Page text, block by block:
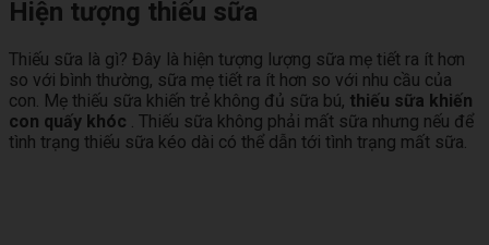
Hiện tượng thiếu sữa
Thiếu sữa là gì? Đây là hiện tượng lượng sữa mẹ tiết ra ít hơn
so với bình thường, sữa mẹ tiết ra ít hơn so với nhu cầu của
con. Mẹ thiếu sữa khiến trẻ không đủ sữa bú, thiếu sữa khiến
con quấy khóc . Thiếu sữa không phải mất sữa nhưng nếu để
tình trạng thiếu sữa kéo dài có thể dẫn tới tình trạng mất sữa.